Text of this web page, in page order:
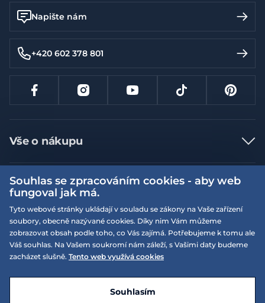
Napište nám
+420 602 378 801
Vše o nákupu
Jak nakupovat
Nejčastější dotazy
Doprava a platba
Vrácení a výměna zboží
Reklamace
Velikostní tabulky
Více informací
Obchodní podmínky
Podmínky EQS věrnostního klubu
On-line katalogy
Naše prodejny
EQS Rudná
E-shop vytvořila a technicky zajišťujeSIMPLIA.cz
Souhlas se zpracováním cookies - aby web
fungoval jak má.
Tyto webové stránky ukládají v souladu se zákony na Vaše zařízení
soubory, obecně nazývané cookies. Díky nim Vám můžeme
zobrazovat obsah podle toho, co Vás zajímá. Potřebujeme k tomu ale
Váš souhlas. Na Vašem soukromí nám záleží, s Vašimi daty budeme
zacházet slušně. Tento web využívá cookies
Souhlasím